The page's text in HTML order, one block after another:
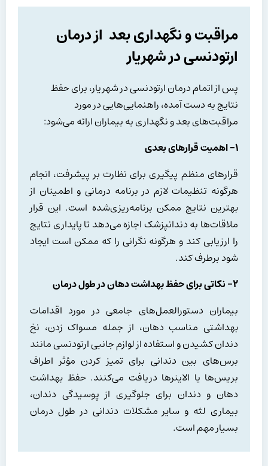
مراقبت و نگهداری بعد از درمان
ارتودنسی در شهریار
پس از اتمام درمان ارتودنسی در شهریار، برای حفظ
نتایج به دست آمده، راهنمایی‌هایی در مورد
مراقبت‌های بعد و نگهداری به بیماران ارائه می‌شود:
۱- اهمیت قرارهای بعدی
قرارهای منظم پیگیری برای نظارت بر پیشرفت، انجام
هرگونه تنظیمات لازم در برنامه درمانی و اطمینان از
بهترین نتایج ممکن برنامه‌ریزی‌شده است. این قرار
ملاقات‌ها به دندانپزشک اجازه می‌دهد تا پایداری نتایج
را ارزیابی کند و هرگونه نگرانی را که ممکن است ایجاد
شود برطرف کند.
۲- نکاتی برای حفظ بهداشت دهان در طول درمان
بیماران دستورالعمل‌های جامعی در مورد اقدامات
بهداشتی مناسب دهان، از جمله مسواک زدن، نخ
دندان کشیدن و استفاده از لوازم جانبی ارتودنسی مانند
برس‌های بین دندانی برای تمیز کردن مؤثر اطراف
بریس‌ها یا الاینرها دریافت می‌کنند. حفظ بهداشت
دهان و دندان برای جلوگیری از پوسیدگی دندان،
بیماری لثه و سایر مشکلات دندانی در طول درمان
بسیار مهم است.